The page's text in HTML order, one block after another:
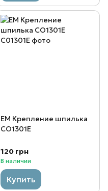
EM Крепление шпилька
CO1301E
120 грн
В наличии
Купить